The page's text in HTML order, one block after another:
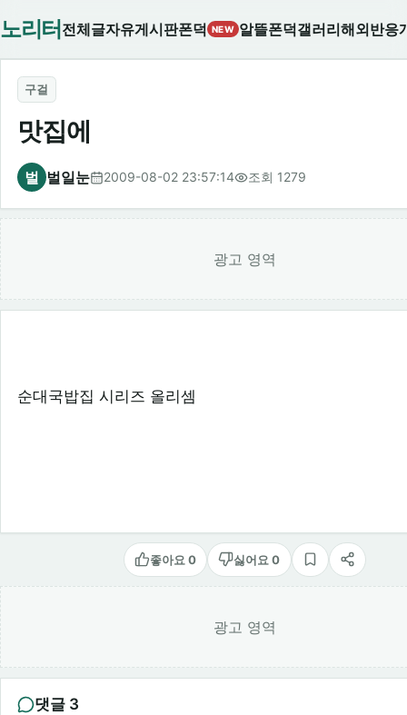
노리터 전체글자유게시판폰덕 NEW 알뜰폰덕갤러리해외반응
구걸
맛집에
벌 벌일눈 2009-08-02 23:57:14 조회 1279
광고 영역
순대국밥집 시리즈 올리셈
좋아요 0 싫어요 0
스크랩공유
광고 영역
댓글 3